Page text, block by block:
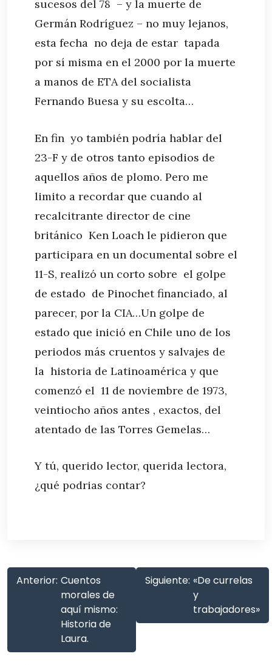
sucesos del 78 – y la muerte de
Germán Rodríguez – no muy lejanos,
esta fecha no deja de estar tapada
por sí misma en el 2000 por la muerte
a manos de ETA del socialista
Fernando Buesa y su escolta…
En fin yo también podría hablar del
23-F y de otros tanto episodios de
aquellos años de plomo. Pero me
limito a recordar que cuando al
recalcitrante director de cine
británico Ken Loach le pidieron que
participara en un documental sobre el
11-S, realizó un corto sobre el golpe
de estado de Pinochet financiado, al
parecer, por la CIA…Un golpe de
estado que inició en Chile uno de los
periodos más cruentos y salvajes de
la historia de Latinoamérica y que
comenzó el 11 de noviembre de 1973,
veintiocho años antes , exactos, del
atentado de las Torres Gemelas…
Y tú, querido lector, querida lectora,
¿qué podrias contar?
Anterior: Cuentos
morales de
aquí mismo:
Historia de
Laura.
Siguiente: «De currelas
y
trabajadores»